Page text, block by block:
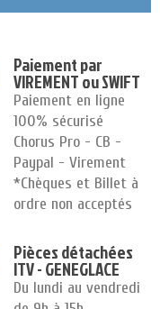
Paiement par
VIREMENT ou SWIFT
Paiement en ligne
100% sécurisé
Chorus Pro - CB -
Paypal - Virement
*Chèques et Billet à
ordre non acceptés
Pièces détachées
ITV - GENEGLACE
Du lundi au vendredi